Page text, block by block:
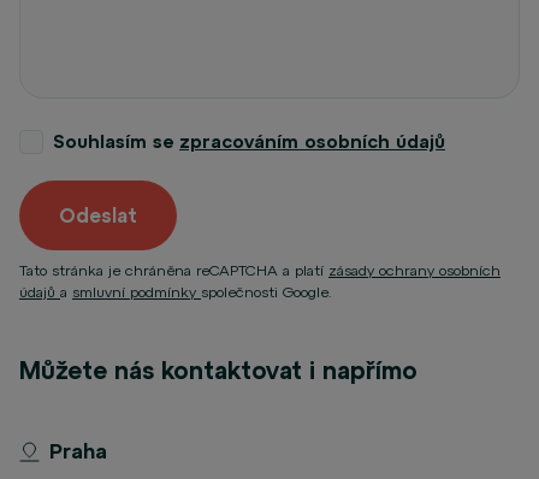
Odeslat
Souhlasím se zpracováním osobních údajů
Tato stránka je chráněna reCAPTCHA a platí zásady ochrany osobních
údajů a smluvní podmínky společnosti Google.
Můžete nás kontaktovat i napřímo
Praha